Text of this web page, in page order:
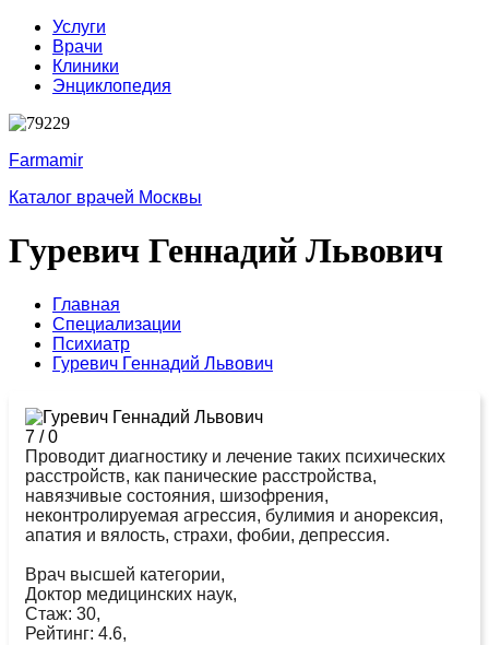
Услуги
Врачи
Клиники
Энциклопедия
Farmamir
Каталог врачей Москвы
Гуревич Геннадий Львович
Главная
Специализации
Психиатр
Гуревич Геннадий Львович
7 /0
Проводит диагностику и лечение таких психических
расстройств, как панические расстройства,
навязчивые состояния, шизофрения,
неконтролируемая агрессия, булимия и анорексия,
апатия и вялость, страхи, фобии, депрессия.
Врач высшей категории,
Доктор медицинских наук,
Стаж: 30,
Рейтинг: 4.6,